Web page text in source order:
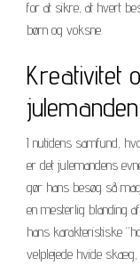
for at sikre, at hvert
børn og voksne.
Kreativitet
I nutidens samfund,
er det julemandens
gør hans besøg så
en mesterlig blanding
hans karakteristiske
velplejede hvide skæg,